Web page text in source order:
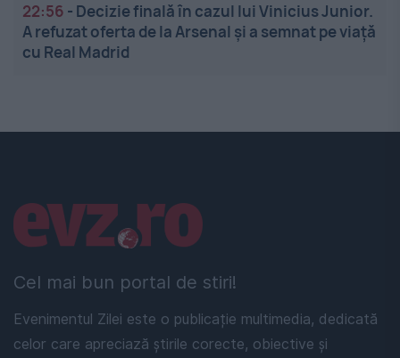
22:56 - Decizie finală în cazul lui Vinicius Junior.
A refuzat oferta de la Arsenal și a semnat pe viață
cu Real Madrid
Cel mai bun portal de stiri!
Evenimentul Zilei este o publicație multimedia, dedicată
celor care apreciază știrile corecte, obiective și
Linkuri utile